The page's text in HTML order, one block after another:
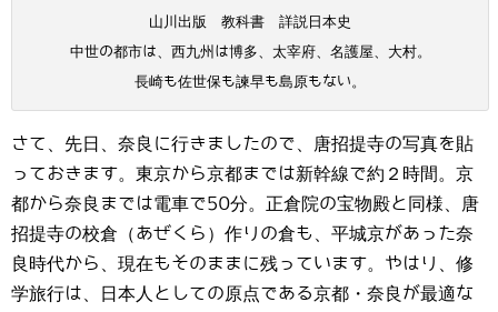
山川出版 教科書 詳説日本史
中世の都市は、西九州は博多、太宰府、名護屋、大村。
長崎も佐世保も諫早も島原もない。
さて、先日、奈良に行きましたので、唐招提寺の写真を貼
っておきます。東京から京都までは新幹線で約２時間。京
都から奈良までは電車で50分。正倉院の宝物殿と同様、唐
招提寺の校倉（あぜくら）作りの倉も、平城京があった奈
良時代から、現在もそのままに残っています。やはり、修
学旅行は、日本人としての原点である京都・奈良が最適な